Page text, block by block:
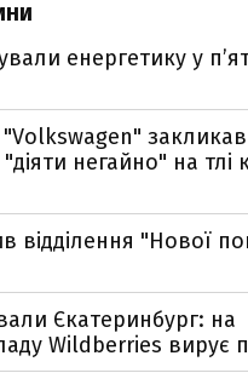
енергетику у
закликав
негайно" на тлі
відділення "Нової
Єкатеринбург: на
Wildberries вирує